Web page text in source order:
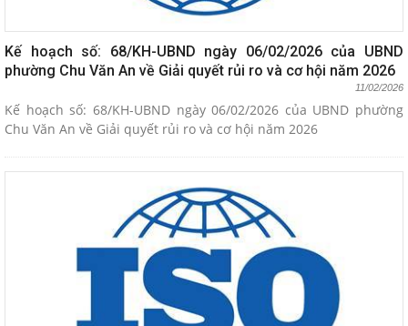
Kế hoạch số: 68/KH-UBND ngày 06/02/2026 của UBND
phường Chu Văn An về Giải quyết rủi ro và cơ hội năm 2026
11/02/2026
Kế hoạch số: 68/KH-UBND ngày 06/02/2026 của UBND phường
Chu Văn An về Giải quyết rủi ro và cơ hội năm 2026